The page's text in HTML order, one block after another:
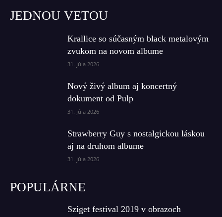
JEDNOU VETOU
Krallice so súčasným black metalovým
zvukom na novom albume
31. júla 2026
Nový živý album aj koncertný
dokument od Pulp
31. júla 2026
Strawberry Guy s nostalgickou láskou
aj na druhom albume
31. júla 2026
POPULÁRNE
Sziget festival 2019 v obrazoch